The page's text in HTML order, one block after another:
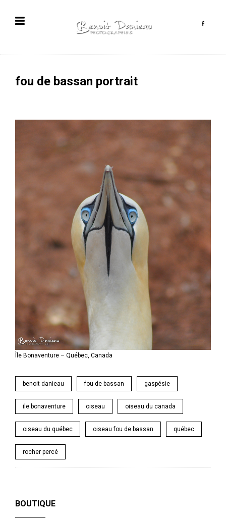
fou de bassan portrait
Île Bonaventure – Québec, Canada
benoit danieau fou de bassan gaspésie
ile bonaventure oiseau oiseau du canada
oiseau du québec oiseau fou de bassan québec
rocher percé
BOUTIQUE